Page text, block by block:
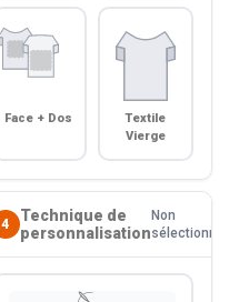
Face + Dos
Textile
Vierge
4
Technique de
personnalisation
Non
sélectionné